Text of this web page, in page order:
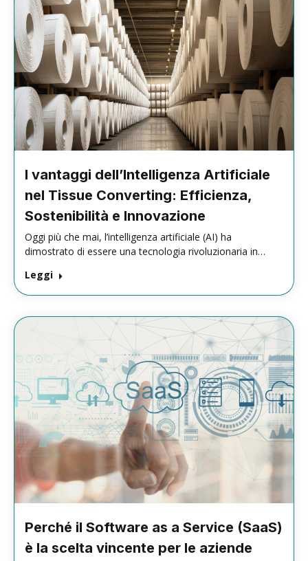
I vantaggi dell’Intelligenza Artificiale
nel Tissue Converting: Efficienza,
Sostenibilità e Innovazione
Oggi più che mai, l’intelligenza artificiale (AI) ha
dimostrato di essere una tecnologia rivoluzionaria in…
Leggi
Perché il Software as a Service (SaaS)
è la scelta vincente per le aziende